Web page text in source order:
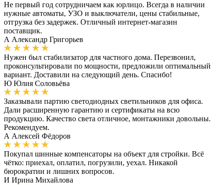
Не первый год сотрудничаем как юрлицо. Всегда в наличии
нужные автоматы, УЗО и выключатели, цены стабильные,
отгрузка без задержек. Отличный интернет-магазин
поставщик.
А Александр Григорьев
Нужен был стабилизатор для частного дома. Перезвонил,
проконсультировали по мощности, предложили оптимальный
вариант. Доставили на следующий день. Спасибо!
Ю Юлия Соловьёва
Заказывали партию светодиодных светильников для офиса.
Дали расширенную гарантию и сертификаты на всю
продукцию. Качество света отличное, монтажники довольны.
Рекомендуем.
А Алексей Фёдоров
Покупал шинные компенсаторы на объект для стройки. Всё
чётко: приехал, оплатил, погрузили, уехал. Никакой
бюрократии и лишних вопросов.
И Ирина Михайлова